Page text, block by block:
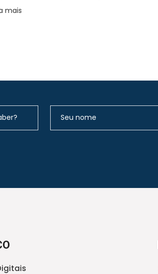
mais